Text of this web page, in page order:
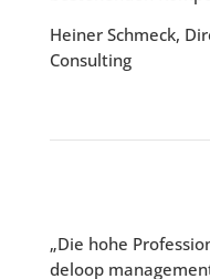
Heiner Schmeck,
Consulting
„Die hohe
deloop